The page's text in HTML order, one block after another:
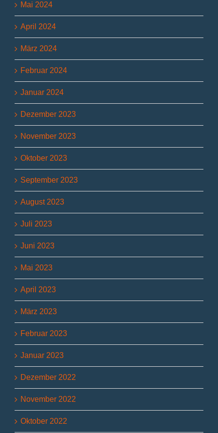
Mai 2024
April 2024
März 2024
Februar 2024
Januar 2024
Dezember 2023
November 2023
Oktober 2023
September 2023
August 2023
Juli 2023
Juni 2023
Mai 2023
April 2023
März 2023
Februar 2023
Januar 2023
Dezember 2022
November 2022
Oktober 2022